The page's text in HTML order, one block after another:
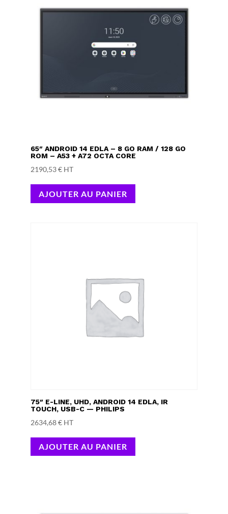
65″ ANDROID 14 EDLA – 8 GO RAM / 128 GO
ROM – A53 + A72 OCTA CORE
2190,53€ HT
AJOUTER AU PANIER
75″ E-LINE, UHD, ANDROID 14 EDLA, IR
TOUCH, USB-C — PHILIPS
2634,68€ HT
AJOUTER AU PANIER